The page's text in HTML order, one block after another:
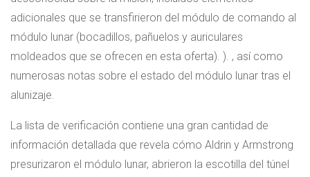
adicionales que se transfirieron del módulo de comando al
módulo lunar (bocadillos, pañuelos y auriculares
moldeados que se ofrecen en esta oferta). ). , así como
numerosas notas sobre el estado del módulo lunar tras el
alunizaje.
La lista de verificación contiene una gran cantidad de
información detallada que revela cómo Aldrin y Armstrong
presurizaron el módulo lunar, abrieron la escotilla del túnel